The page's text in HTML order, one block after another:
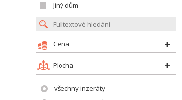
Jiný dům
Cena
Plocha
všechny inzeráty